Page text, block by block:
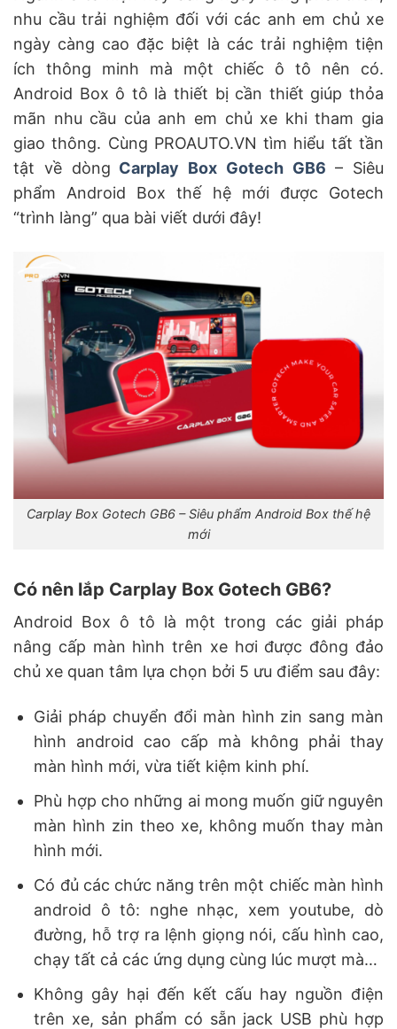
nhu cầu trải nghiệm đối với các anh em chủ xe
ngày càng cao đặc biệt là các trải nghiệm tiện
ích thông minh mà một chiếc ô tô nên có.
Android Box ô tô là thiết bị cần thiết giúp thỏa
mãn nhu cầu của anh em chủ xe khi tham gia
giao thông. Cùng PROAUTO.VN tìm hiểu tất tần
tật về dòng Carplay Box Gotech GB6 – Siêu
phẩm Android Box thế hệ mới được Gotech
“trình làng” qua bài viết dưới đây!
Carplay Box Gotech GB6 – Siêu phẩm Android Box thế hệ
mới
Có nên lắp Carplay Box Gotech GB6?
Android Box ô tô là một trong các giải pháp
nâng cấp màn hình trên xe hơi được đông đảo
chủ xe quan tâm lựa chọn bởi 5 ưu điểm sau đây:
Giải pháp chuyển đổi màn hình zin sang màn
hình android cao cấp mà không phải thay
màn hình mới, vừa tiết kiệm kinh phí.
Phù hợp cho những ai mong muốn giữ nguyên
màn hình zin theo xe, không muốn thay màn
hình mới.
Có đủ các chức năng trên một chiếc màn hình
android ô tô: nghe nhạc, xem youtube, dò
đường, hỗ trợ ra lệnh giọng nói, cấu hình cao,
chạy tất cả các ứng dụng cùng lúc mượt mà…
Không gây hại đến kết cấu hay nguồn điện
trên xe, sản phẩm có sẵn jack USB phù hợp